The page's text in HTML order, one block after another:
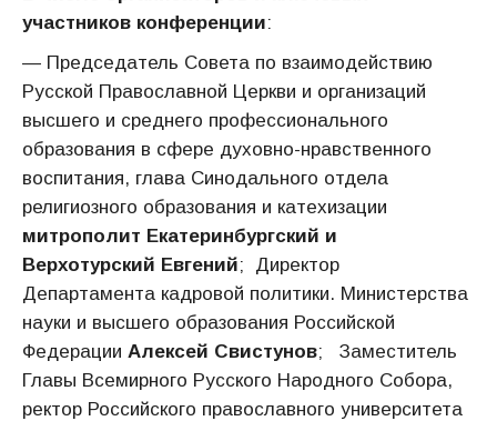
участников конференции:
— Председатель Совета по взаимодействию
Русской Православной Церкви и организаций
высшего и среднего профессионального
образования в сфере духовно-нравственного
воспитания, глава Синодального отдела
религиозного образования и катехизации
митрополит Екатеринбургский и
Верхотурский Евгений; Директор
Департамента кадровой политики. Министерства
науки и высшего образования Российской
Федерации Алексей Свистунов; Заместитель
Главы Всемирного Русского Народного Собора,
ректор Российского православного университета